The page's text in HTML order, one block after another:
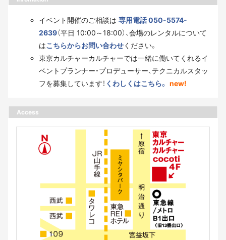
イベント開催のご相談は 専用電話 050-5574-
2639（平日 10:00～18:00）、会場のレンタルについて
はこちらからお問い合わせください。
東京カルチャーカルチャーでは一緒に働いてくれるイ
ベントプランナー・プロデューサー、テクニカルスタッ
フを募集しています！ くわしくはこちら。 new!
Access